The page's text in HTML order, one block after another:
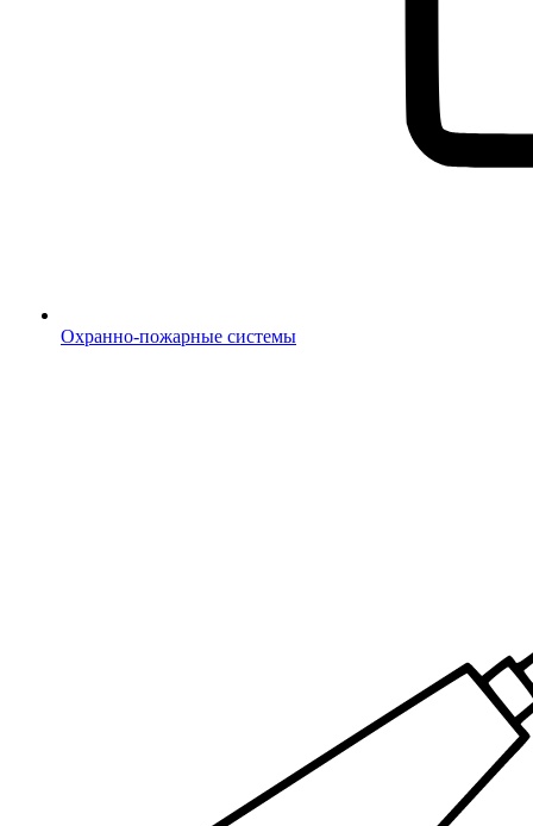
Охранно-пожарные системы